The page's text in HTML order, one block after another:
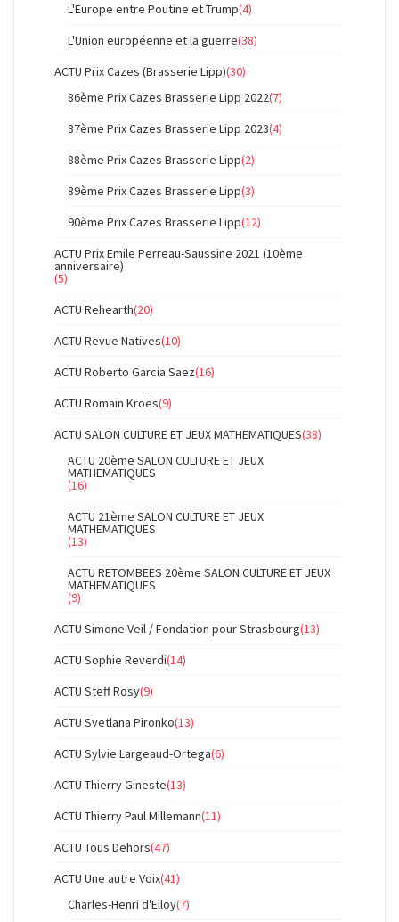
L'Europe entre Poutine et Trump(4)
L'Union européenne et la guerre(38)
ACTU Prix Cazes (Brasserie Lipp)(30)
86ème Prix Cazes Brasserie Lipp 2022(7)
87ème Prix Cazes Brasserie Lipp 2023(4)
88ème Prix Cazes Brasserie Lipp(2)
89ème Prix Cazes Brasserie Lipp(3)
90ème Prix Cazes Brasserie Lipp(12)
ACTU Prix Emile Perreau-Saussine 2021 (10ème
anniversaire)
(5)
ACTU Rehearth(20)
ACTU Revue Natives(10)
ACTU Roberto Garcia Saez(16)
ACTU Romain Kroës(9)
ACTU SALON CULTURE ET JEUX MATHEMATIQUES(38)
ACTU 20ème SALON CULTURE ET JEUX
MATHEMATIQUES
(16)
ACTU 21ème SALON CULTURE ET JEUX
MATHEMATIQUES
(13)
ACTU RETOMBEES 20ème SALON CULTURE ET JEUX
MATHEMATIQUES
(9)
ACTU Simone Veil / Fondation pour Strasbourg(13)
ACTU Sophie Reverdi(14)
ACTU Steff Rosy(9)
ACTU Svetlana Pironko(13)
ACTU Sylvie Largeaud-Ortega(6)
ACTU Thierry Gineste(13)
ACTU Thierry Paul Millemann(11)
ACTU Tous Dehors(47)
ACTU Une autre Voix(41)
Charles-Henri d'Elloy(7)